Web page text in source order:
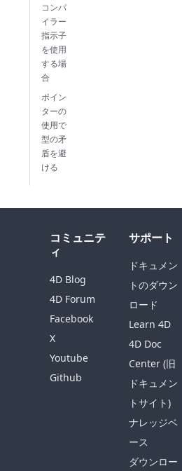
コンパ
イラー
指示子
を使用
する場
合
ポイン
ターの
使用で
型の矛
盾を避
ける
コミュニテ
ィ
4D Blog
4D Forum
Facebook
X
Youtube
Github
サポート
ドキュメン
トのダウン
ロード
Learn 4D
4D Doc
Center (旧
ドキュメン
トサイト)
ナレッジベ
ース
ダウンロー